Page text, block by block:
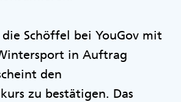
Schöffel bei YouGov mit
in Auftrag
den
zu bestätigen. Das